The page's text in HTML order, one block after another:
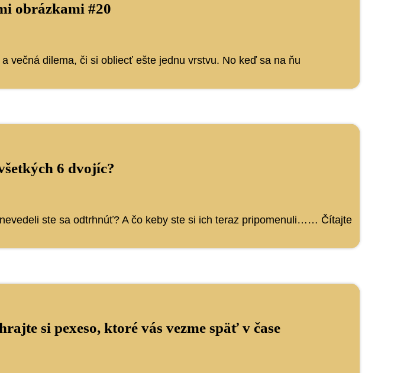
obrázkami #20
večná dilema, či si obliecť ešte jednu vrstvu. No keď sa na ňu
6 dvojíc?
ste sa odtrhnúť? A čo keby ste si ich teraz pripomenuli…… Čítajte
si pexeso, ktoré vás vezme späť v čase